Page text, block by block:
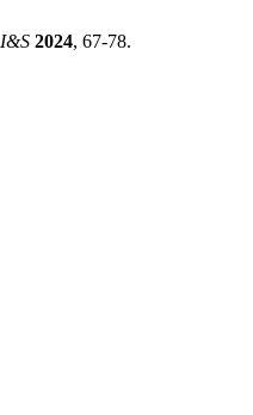
I&S 2024, 67-78.